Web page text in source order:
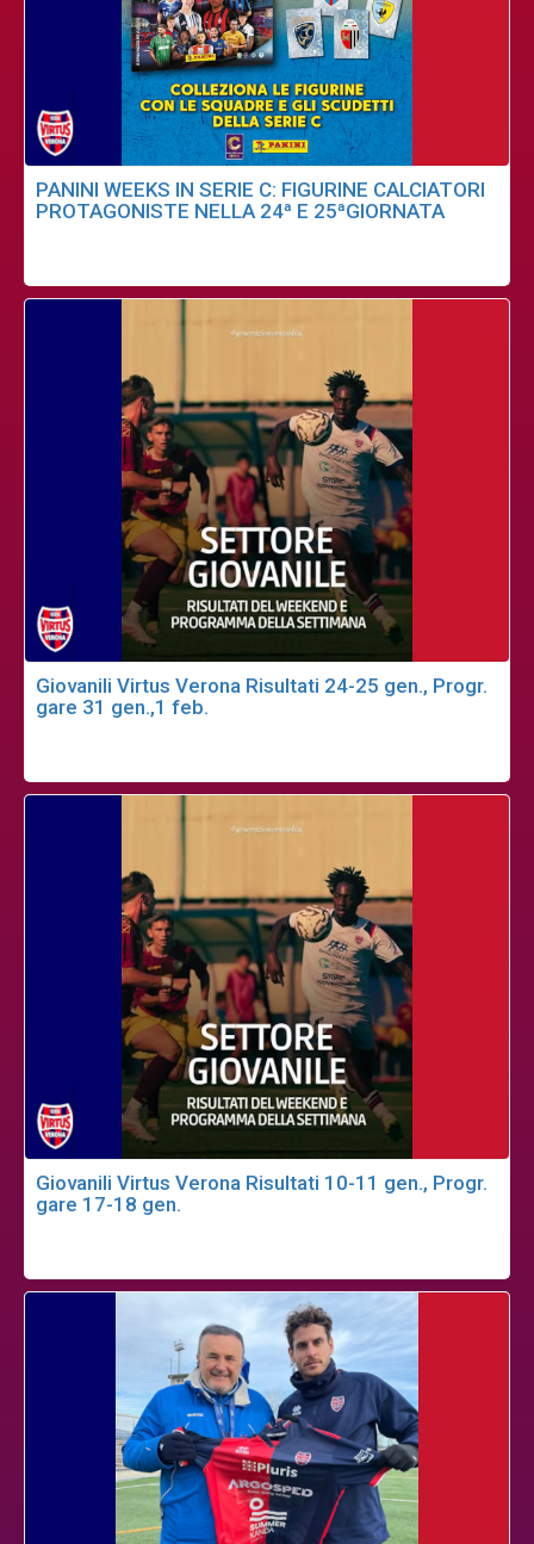
PANINI WEEKS IN SERIE C: FIGURINE CALCIATORI
PROTAGONISTE NELLA 24ª E 25ªGIORNATA
Giovanili Virtus Verona Risultati 24-25 gen., Progr.
gare 31 gen.,1 feb.
Giovanili Virtus Verona Risultati 10-11 gen., Progr.
gare 17-18 gen.